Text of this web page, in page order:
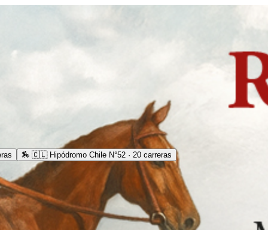
🏇 🇨🇱 Hipódromo Chile N°52 · 20 carreras